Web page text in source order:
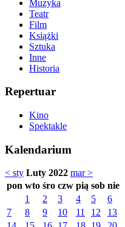
Muzyka
Teatr
Film
Książki
Sztuka
Inne
Historia
Repertuar
Kino
Spektakle
Kalendarium
< sty Luty 2022 mar >
pon wto śro czw pią sob nie
1
2 3 4 5
6
7
8 9 10 11 12
13